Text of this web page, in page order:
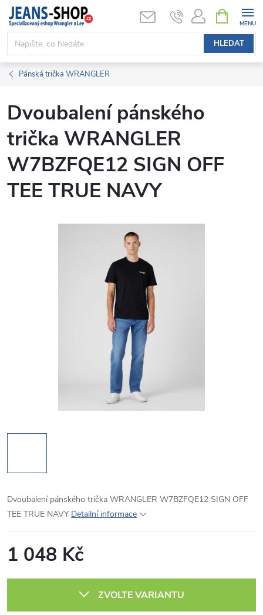
Přejít
obsah
HLEDAT
NÁKUPNÍ
KOŠÍK
Pánská trička WRANGLER
Dvoubalení pánského
trička WRANGLER
W7BZFQE12 SIGN OFF
TEE TRUE NAVY
Dvoubalení pánského trička WRANGLER W7BZFQE12 SIGN OFF
TEE TRUE NAVY Detailní informace
1 048 Kč
ZVOLTE VARIANTU